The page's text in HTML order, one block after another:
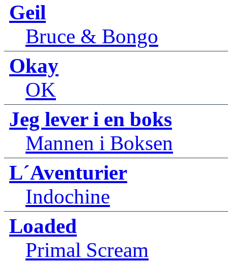
Geil
Bruce & Bongo
Okay
OK
Jeg lever i en boks
Mannen i Boksen
L´Aventurier
Indochine
Loaded
Primal Scream